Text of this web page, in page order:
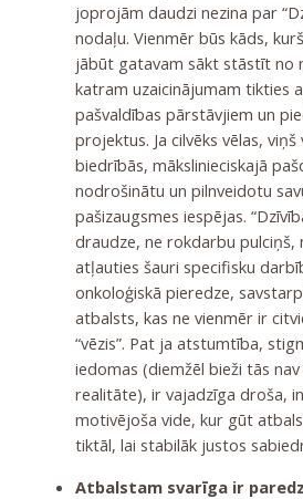
joprojām daudzi nezina par
nodaļu. Vienmēr būs kāds,
jābūt gatavam sākt stāstīt no
katram uzaicinājumam tikties
pašvaldības pārstāvjiem un
projektus. Ja cilvēks vēlas,
biedrībās, mākslinieciskajā
nodrošinātu un pilnveidotu
pašizaugsmes iespējas.
draudze, ne rokdarbu pulciņš,
atļauties šauri specifisku
onkoloģiskā pieredze,
atbalsts, kas ne vienmēr ir
“vēzis”. Pat ja atstumtība,
iedomas (diemžēl bieži tās
realitāte), ir vajadzīga droša,
motivējoša vide, kur gūt
tiktāl, lai stabilāk justos
Atbalstam svarīga ir